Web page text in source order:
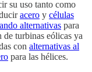
su uso tanto como
acero y células
alternativas para
turbinas eólicas ya
con alternativas al
para las hélices.